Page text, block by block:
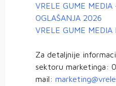
VRELE GUME MEDIA
OGLAŠANJA 2026
VRELE GUME MEDIA
Za detaljnije
sektoru marketinga:
mail: